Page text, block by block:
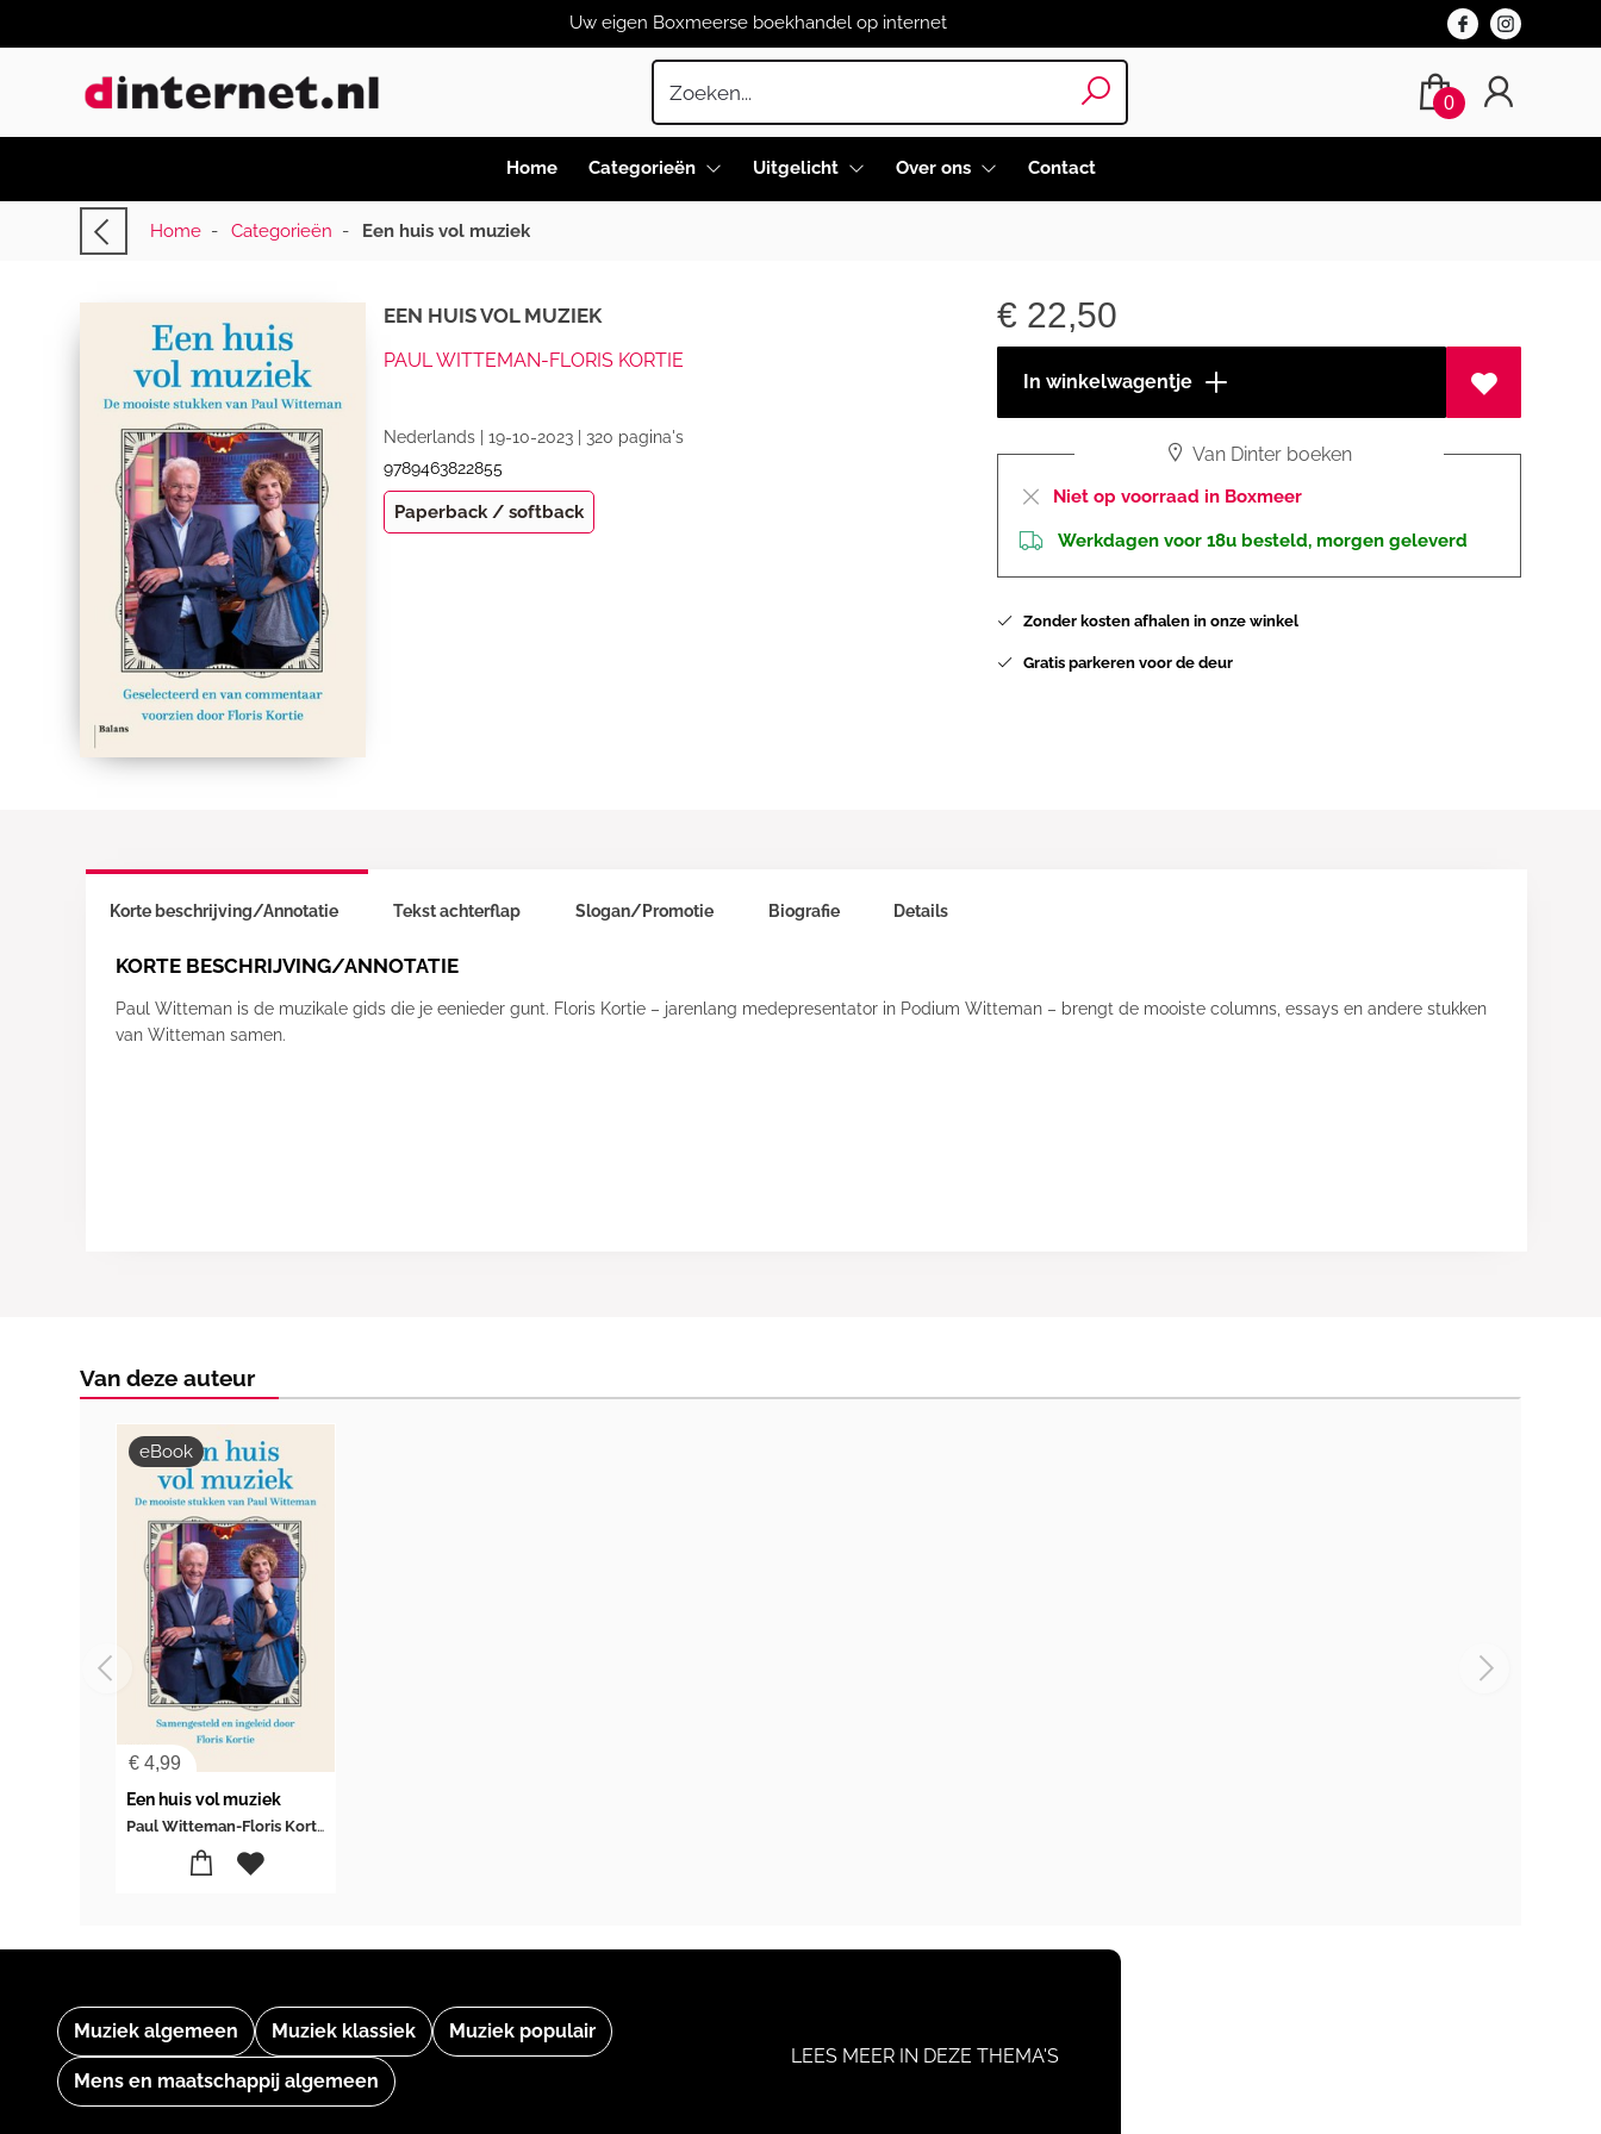
Uw eigen Boxmeerse boekhandel op internet
0
Home Categorieën Uitgelicht Over ons Contact
Home - Categorieën - Een huis vol muziek
EEN HUIS VOL MUZIEK
PAUL WITTEMAN-FLORIS KORTIE
Nederlands | 19-10-2023 | 320 pagina's
9789463822855
Paperback / softback
€ 22,50
In winkelwagentje
Van Dinter boeken
Niet op voorraad in Boxmeer
Werkdagen voor 18u besteld, morgen geleverd
Zonder kosten afhalen in onze winkel
Gratis parkeren voor de deur
Korte beschrijving/Annotatie
KORTE BESCHRIJVING/ANNOTATIE
Paul Witteman is de muzikale gids die je eenieder gunt. Floris Kortie – jarenlang medepresentator in Podium Witteman – brengt de mooiste columns, essays en andere stukken
van Witteman samen.
Tekst achterflap Slogan/Promotie Biografie Details
Van deze auteur
€ 4,99
eBook
Een huis vol muziek
Paul Witteman-Floris Kortie
Muziek algemeen Muziek klassiek Muziek populair
Mens en maatschappij algemeen
LEES MEER IN DEZE THEMA'S